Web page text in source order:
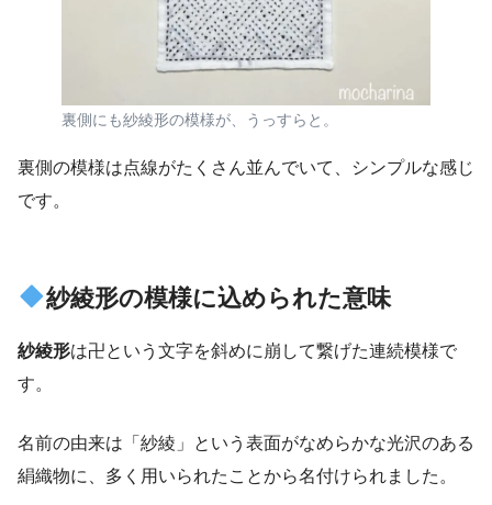
裏側にも紗綾形の模様が、うっすらと。
裏側の模様は点線がたくさん並んでいて、シンプルな感じ
です。
紗綾形の模様に込められた意味
紗綾形は卍という文字を斜めに崩して繋げた連続模様で
す。
名前の由来は「紗綾」という表面がなめらかな光沢のある
絹織物に、多く用いられたことから名付けられました。